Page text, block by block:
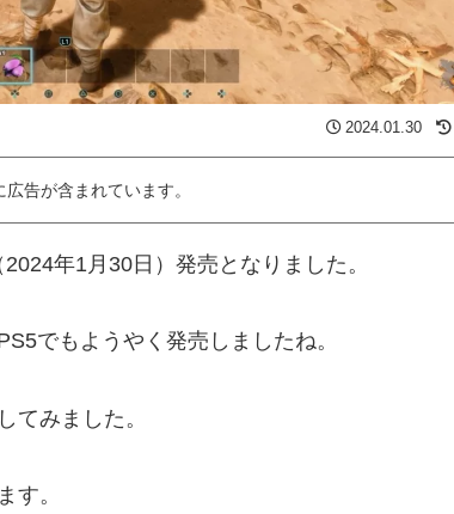
2024.01.30
広告が含まれています。
年1月30日）発売となりました。
でもようやく発売しましたね。
てみました。
す。